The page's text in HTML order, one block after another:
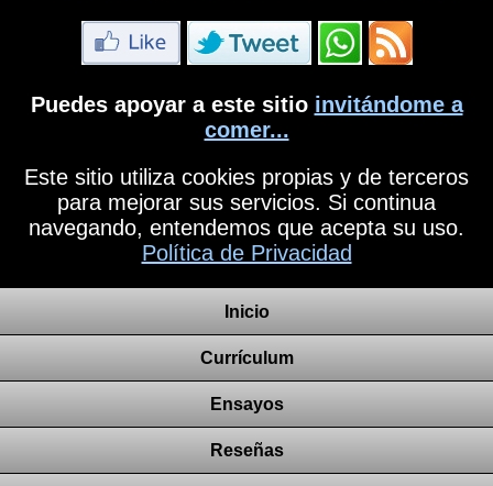
Puedes apoyar a este sitio invitándome a
comer...
Este sitio utiliza cookies propias y de terceros
para mejorar sus servicios. Si continua
navegando, entendemos que acepta su uso.
Política de Privacidad
Inicio
Currículum
Ensayos
Reseñas